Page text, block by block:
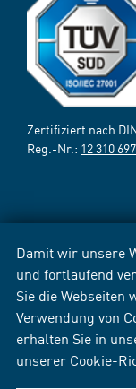
Damit wir unsere
und fortlaufend
Sie die Webseiten
Verwendung von
erhalten Sie in
unserer Cookie-
Zertifiziert nach
Reg.-Nr.: 12 310